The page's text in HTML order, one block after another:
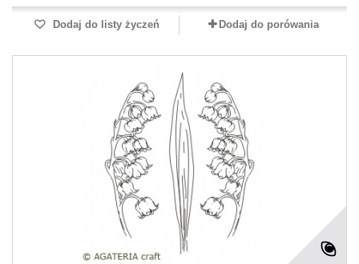
Dodaj do listy życzeń Dodaj do porówania